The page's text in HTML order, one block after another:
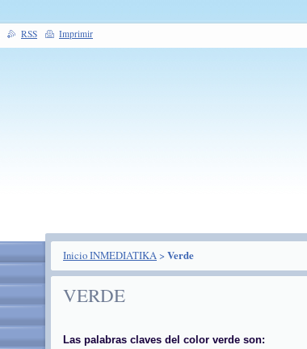
Inicio INMEDIATIKA> Verde
VERDE
Las palabras claves del color verde son:
RSS Imprimir